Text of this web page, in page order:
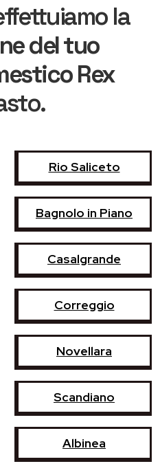
la
del tuo
Rex
Rio Saliceto
Bagnolo in Piano
Casalgrande
Correggio
Novellara
Scandiano
Albinea